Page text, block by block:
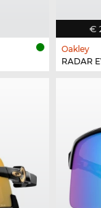
€
Oakley
RADAR